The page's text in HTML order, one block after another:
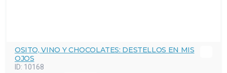
OSITO, VINO Y CHOCOLATES: DESTELLOS EN MIS
OJOS
ID: 10168